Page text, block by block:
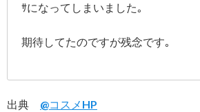
ｻになってしまいました｡
期待してたのですが残念です｡
出典 @コスメHP